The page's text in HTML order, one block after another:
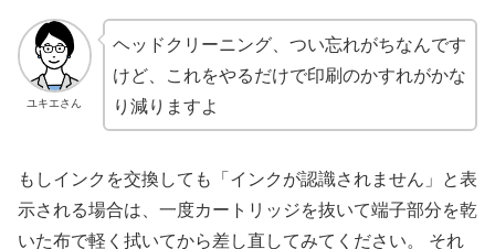
ユキエさん
ヘッドクリーニング、つい忘れがちなんです
けど、これをやるだけで印刷のかすれがかな
り減りますよ
もしインクを交換しても「インクが認識されません」と表
示される場合は、一度カートリッジを抜いて端子部分を乾
いた布で軽く拭いてから差し直してみてください。 それ